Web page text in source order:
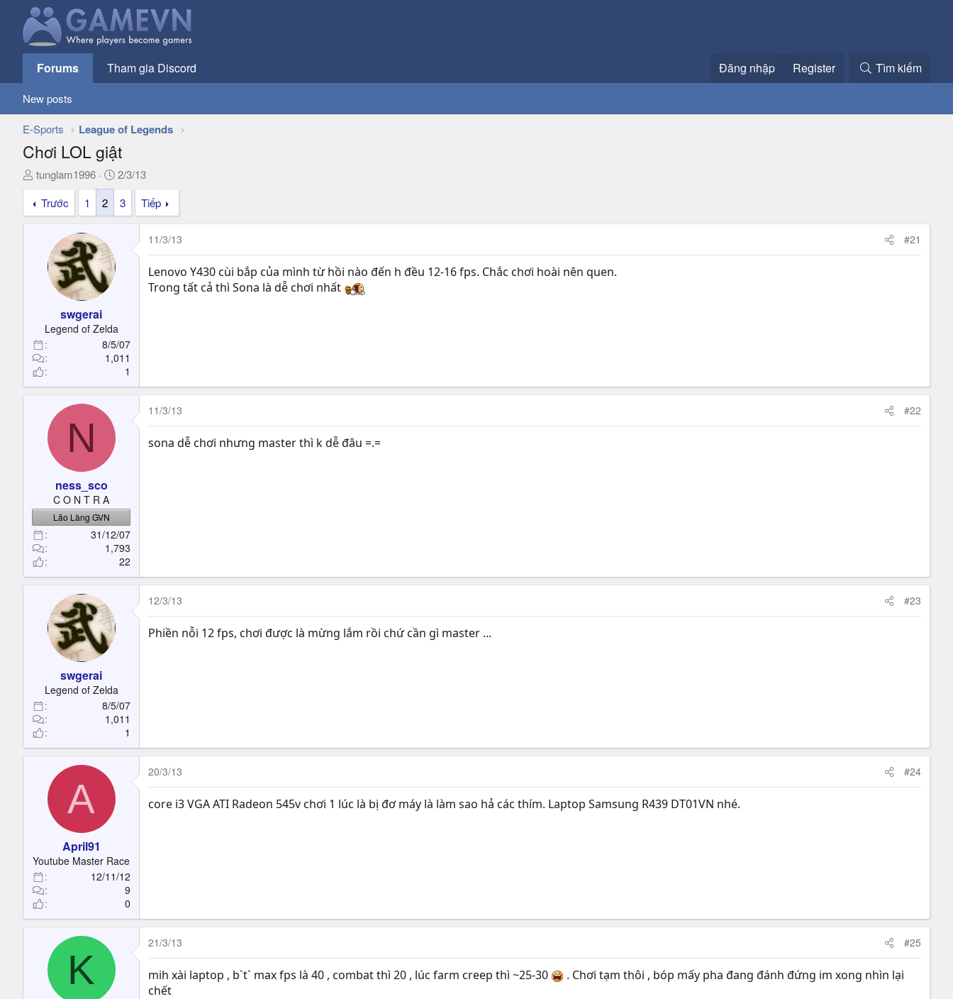
Forums Tham gia Discord Đăng nhập Register Tìm kiếm
New posts
E-Sports League of Legends
Chơi LOL giật
T
h
e
e
r
tunglam1996
N
g
à
y
2/3/13
Trước
1 2 3 Tiếp
swgerai
Legend of Zelda
8/5/07
1,011
1
11/3/13 #21
Lenovo Y430 cùi bắp của mình từ hồi nào đến h đều 12-16 fps. Chắc chơi hoài nên quen.
Trong tất cả thì Sona là dễ chơi nhất
N
ness_sco
C O N T R A
Lão Làng GVN
31/12/07
1,793
22
11/3/13 #22
sona dễ chơi nhưng master thì k dễ đâu =.=
swgerai
Legend of Zelda
8/5/07
1,011
1
12/3/13 #23
Phiền nỗi 12 fps, chơi được là mừng lắm rồi chứ cần gì master ...
A
April91
Youtube Master Race
12/11/12
9
0
20/3/13 #24
core i3 VGA ATI Radeon 545v chơi 1 lúc là bị đơ máy là làm sao hả các thím. Laptop Samsung R439 DT01VN nhé.
K
21/3/13 #25
mih xài laptop , b`t` max fps là 40 , combat thì 20 , lúc farm creep thì ~25-30
. Chơi tạm thôi , bóp mấy pha đang đánh đứng im xong nhìn lại
chết